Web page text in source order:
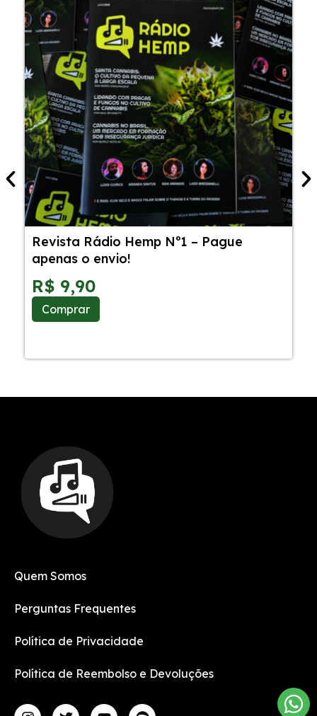
Revista Rádio Hemp Nº1 – Pague
apenas o envio!
R$ 9,90
Comprar
Quem Somos
Perguntas Frequentes
Política de Privacidade
Política de Reembolso e Devoluções